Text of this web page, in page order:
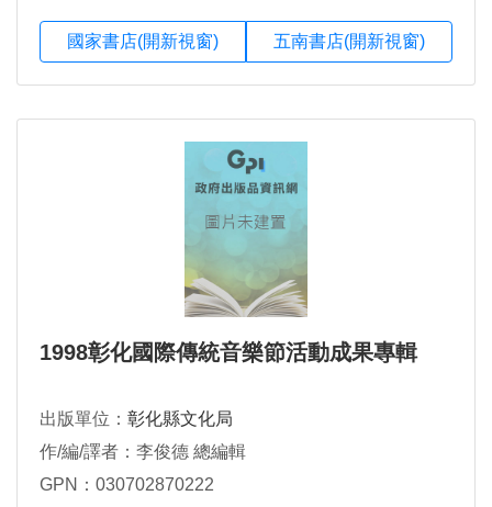
國家書店(開新視窗) 五南書店(開新視窗)
1998彰化國際傳統音樂節活動成果專輯
出版單位： 彰化縣文化局
作/編/譯者：李俊德 總編輯
GPN：030702870222